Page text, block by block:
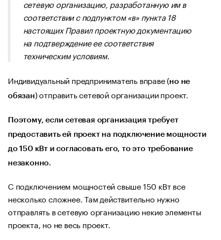
сетевую организацию, разработанную им в
соответствии с подпунктом «в» пункта 18
настоящих Правил проектную документацию
на подтверждение ее соответствия
техническим условиям.
Индивидуальный предприниматель вправе (но не
обязан) отправить сетевой организации проект.
Поэтому, если сетевая организация требует
предоставить ей проект на подключение мощности
до 150 кВт и согласовать его, то это требование
незаконно.
С подключением мощностей свыше 150 кВт все
несколько сложнее. Там действительно нужно
отправлять в сетевую организацию некие элементы
проекта, но не весь проект.